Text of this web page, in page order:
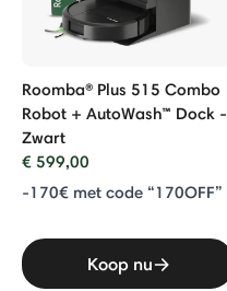
Roomba® Plus 515 Combo
Robot + AutoWash™ Dock -
Zwart
€ 599,00
-170€ met code “170OFF”
Koop nu